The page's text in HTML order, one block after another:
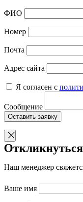
ФИО
Номер
Почта
Адрес сайта
Я согласен с
Сообщение
Оставить заявку
Наш менеджер
Ваше имя